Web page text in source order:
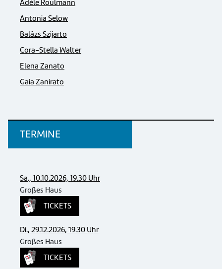
Adèle Roulmann
Antonia Selow
Balázs Szijarto
Cora-Stella Walter
Elena Zanato
Gaia Zanirato
TERMINE
Sa., 10.10.2026, 19.30 Uhr
Großes Haus
TICKETS
Di., 29.12.2026, 19.30 Uhr
Großes Haus
TICKETS